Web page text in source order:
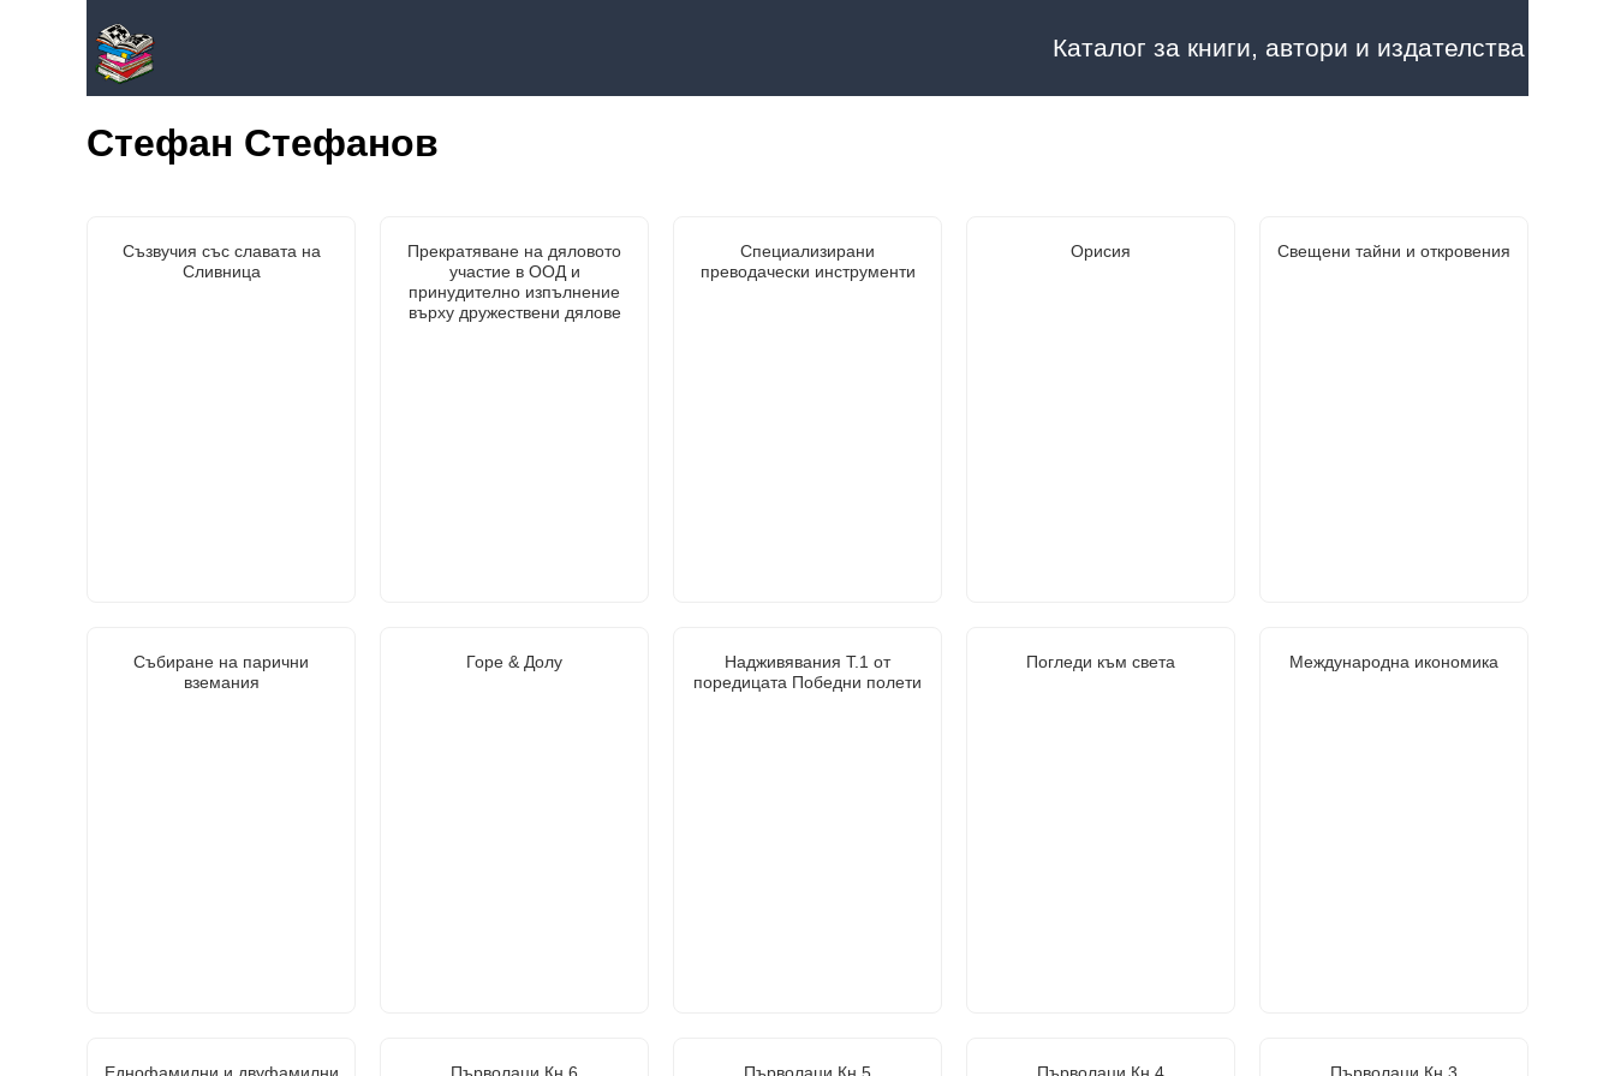
Каталог за книги, автори и издателства
Стефан Стефанов
Съзвучия със славата на
Сливница
Прекратяване на дяловото
участие в ООД и
принудително изпълнение
върху дружествени дялове
Специализирани
преводачески инструменти
Орисия Свещени тайни и откровения
Събиране на парични
вземания
Горе & Долу
Надживявания Т.1 от
поредицата Победни полети
Погледи към света Международна икономика